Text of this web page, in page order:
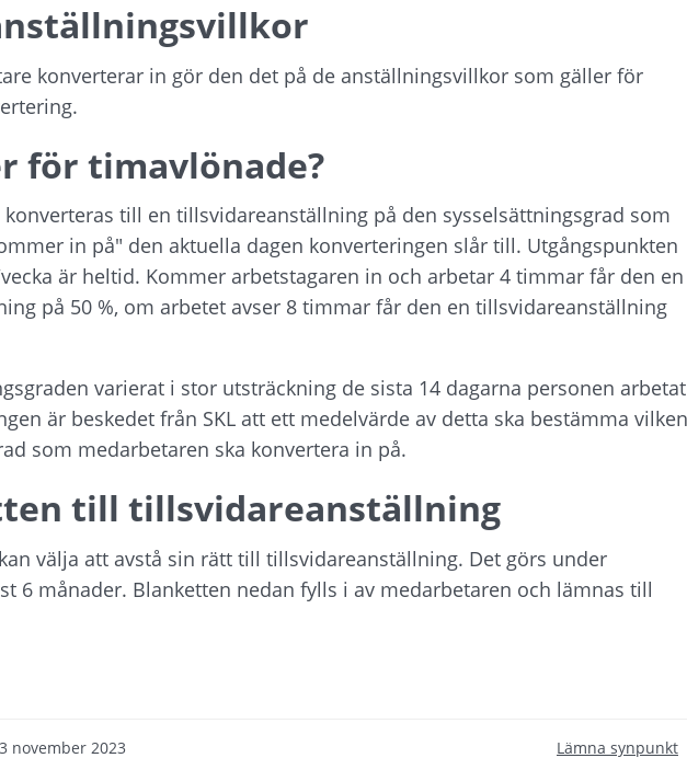
konverterar in gör den det på de anställningsvillkor som gäller för
för timavlönade?
till en tillsvidareanställning på den sysselsättningsgrad som
in på" den aktuella dagen konverteringen slår till. Utgångspunkten
är heltid. Kommer arbetstagaren in och arbetar 4 timmar får den en
på 50 %, om arbetet avser 8 timmar får den en tillsvidareanställning
varierat i stor utsträckning de sista 14 dagarna personen arbetat
är beskedet från SKL att ett medelvärde av detta ska bestämma vilken
som medarbetaren ska konvertera in på.
till tillsvidareanställning
välja att avstå sin rätt till tillsvidareanställning. Det görs under
6 månader. Blanketten nedan fylls i av medarbetaren och lämnas till
november 2023 Lämna synpunkt